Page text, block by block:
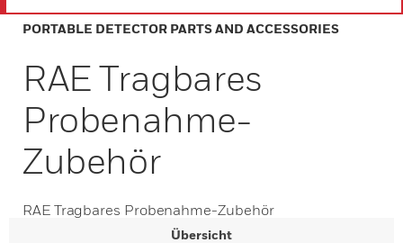
PORTABLE DETECTOR PARTS AND ACCESSORIES
RAE Tragbares
Probenahme-
Zubehör
RAE Tragbares Probenahme-Zubehör
Übersicht